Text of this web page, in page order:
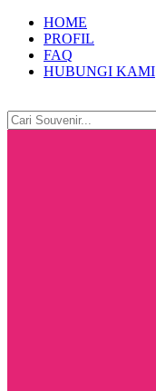
HOME
PROFIL
FAQ
HUBUNGI KAMI